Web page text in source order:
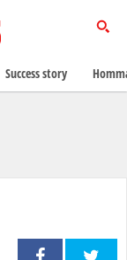
Success story